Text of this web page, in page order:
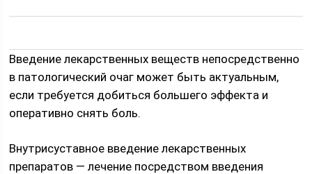
Введение лекарственных веществ непосредственно
в патологический очаг может быть актуальным,
если требуется добиться большего эффекта и
оперативно снять боль.
Внутрисуставное введение лекарственных
препаратов — лечение посредством введения